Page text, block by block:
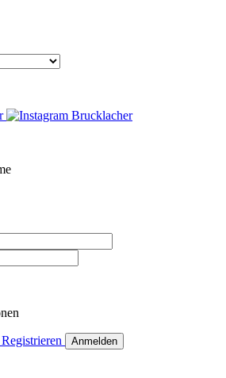
Registrieren Anmelden